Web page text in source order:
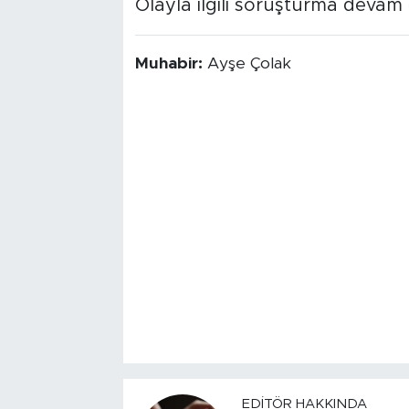
Olayla ilgili soruşturma devam
Muhabir: Ayşe Çolak
EDITÖR HAKKINDA